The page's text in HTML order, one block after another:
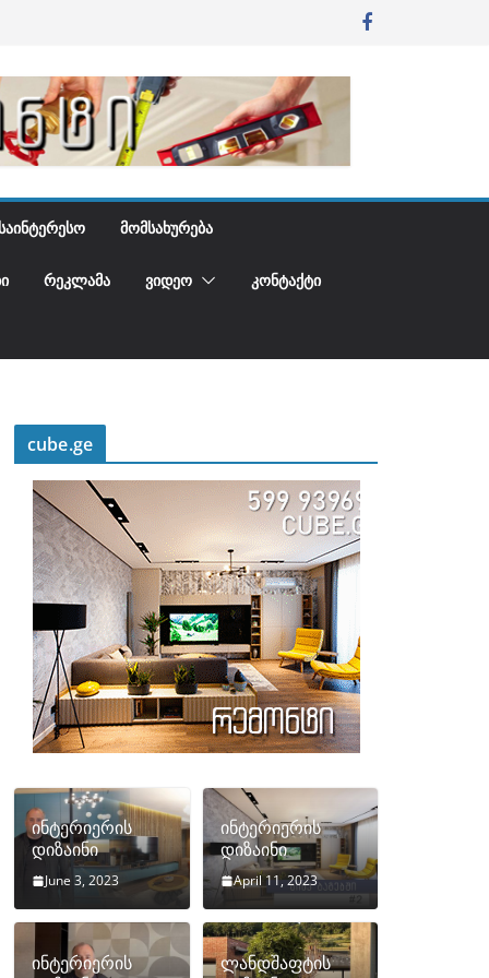
ᲡᲐᲘᲜᲢᲔᲠᲔᲡᲝ ᲛᲝᲛᲡᲐᲮᲣᲠᲔᲑᲐ
ᲠᲔᲙᲚᲐᲛᲐ ᲕᲘᲓᲔᲝ ᲙᲝᲜᲢᲐᲥᲢᲘ
cube.ge
ინტერიერის
დიზაინი
June 3, 2023
ინტერიერის
დიზაინი
April 11, 2023
ინტერიერის
ლანდშაფტის